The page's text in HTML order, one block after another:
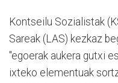
Kontseilu Sozialistak
Sareak (LAS) kezkaz
"egoerak aukera gutxi
ixteko elementuak